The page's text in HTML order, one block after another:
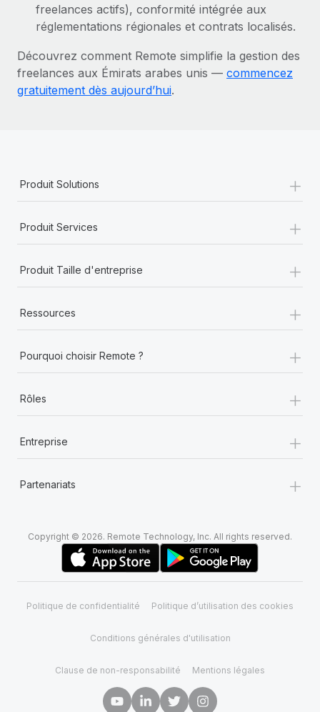
freelances actifs), conformité intégrée aux
réglementations régionales et contrats localisés.
Découvrez comment Remote simplifie la gestion des
freelances aux Émirats arabes unis — commencez
gratuitement dès aujourd’hui.
Produit Solutions +
Produit Services +
Produit Taille d'entreprise +
Ressources +
Pourquoi choisir Remote ? +
Rôles +
Entreprise +
Partenariats +
Copyright © 2026. Remote Technology, Inc. All rights reserved.
Politique de confidentialité Politique d’utilisation des cookies
Conditions générales d'utilisation
Clause de non-responsabilité Mentions légales